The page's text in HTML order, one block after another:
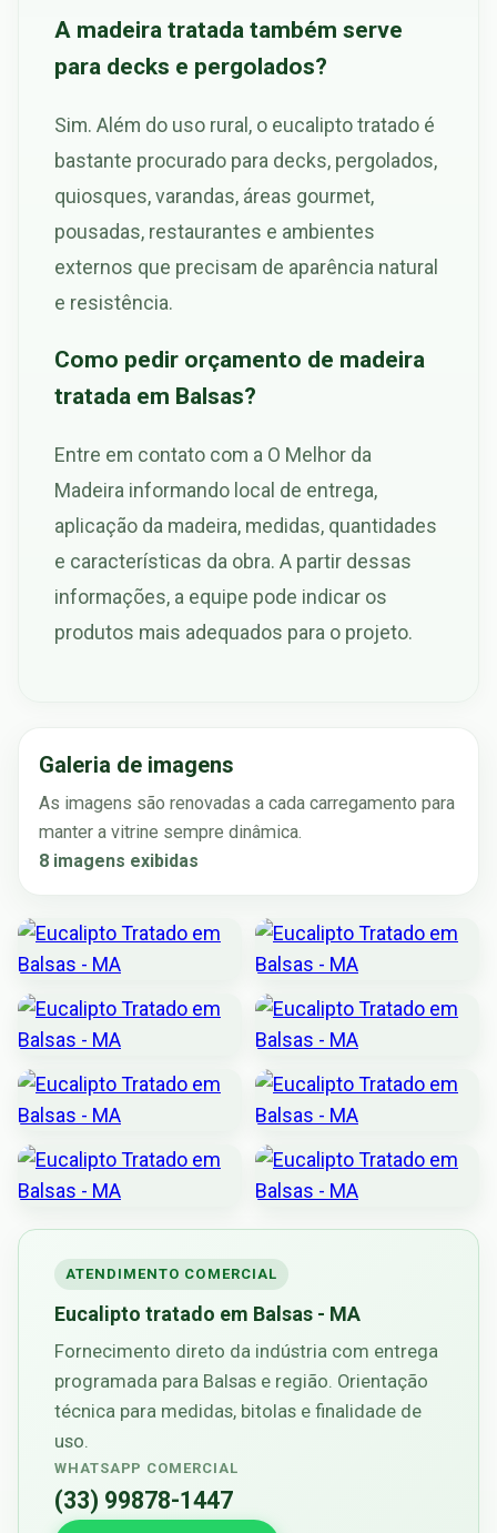
A madeira tratada também serve
para decks e pergolados?
Sim. Além do uso rural, o eucalipto tratado é
bastante procurado para decks, pergolados,
quiosques, varandas, áreas gourmet,
pousadas, restaurantes e ambientes
externos que precisam de aparência natural
e resistência.
Como pedir orçamento de madeira
tratada em Balsas?
Entre em contato com a O Melhor da
Madeira informando local de entrega,
aplicação da madeira, medidas, quantidades
e características da obra. A partir dessas
informações, a equipe pode indicar os
produtos mais adequados para o projeto.
Galeria de imagens
As imagens são renovadas a cada carregamento para
manter a vitrine sempre dinâmica.
8 imagens exibidas
ATENDIMENTO COMERCIAL
Eucalipto tratado em Balsas - MA
Fornecimento direto da indústria com entrega
programada para Balsas e região. Orientação
técnica para medidas, bitolas e finalidade de
uso.
WHATSAPP COMERCIAL
(33) 99878-1447